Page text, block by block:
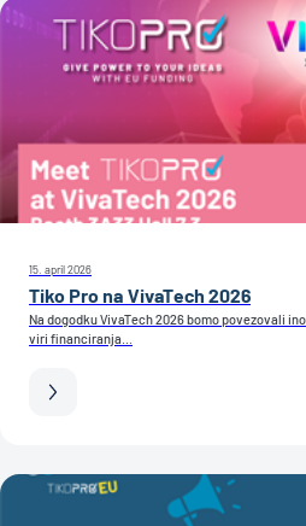
15. april 2026
Tiko Pro na VivaTech 2026
Na dogodku VivaTech 2026 bomo povezovali
viri financiranja...